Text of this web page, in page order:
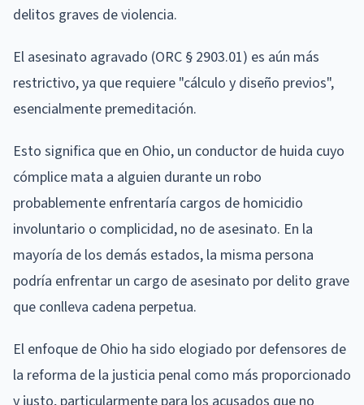
delitos graves de violencia.
El asesinato agravado (ORC § 2903.01) es aún más
restrictivo, ya que requiere "cálculo y diseño previos",
esencialmente premeditación.
Esto significa que en Ohio, un conductor de huida cuyo
cómplice mata a alguien durante un robo
probablemente enfrentaría cargos de homicidio
involuntario o complicidad, no de asesinato. En la
mayoría de los demás estados, la misma persona
podría enfrentar un cargo de asesinato por delito grave
que conlleva cadena perpetua.
El enfoque de Ohio ha sido elogiado por defensores de
la reforma de la justicia penal como más proporcionado